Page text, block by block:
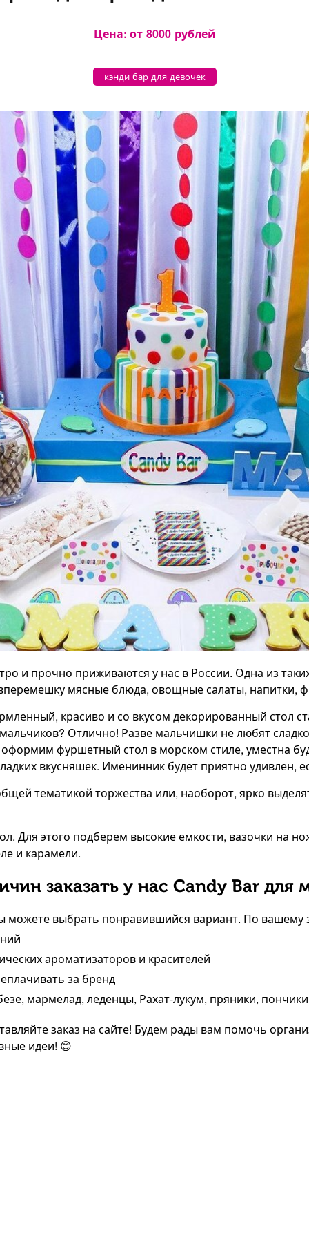
Цена: от 8000 рублей
кэнди бар для девочек
и прочно приживаются у нас в России. Одна из
мясные блюда, овощные салаты, напитки,
красиво и со вкусом декорированный стол
Отлично! Разве мальчишки не любят
фуршетный стол в морском стиле, уместна
вкусняшек. Именинник будет приятно
тематикой торжества или, наоборот, ярко
Для этого подберем высокие емкости, вазочки на
и карамели.
заказать у нас Candy Bar для
можете выбрать понравившийся вариант. По вашему
ароматизаторов и красителей
за бренд
мармелад, леденцы, Рахат-лукум, пряники,
заказ на сайте! Будем рады вам помочь
идеи! 😊